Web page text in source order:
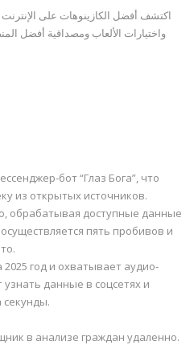
واختيارات الألعاب ومصداقية أفضل
бот “Глаз Бога”, что
из открытых источников.
обрабатывая доступные данные
пять пробивов и
год и охватывает аудио-
данные в соцсетях и
в анализе граждан удаленно.